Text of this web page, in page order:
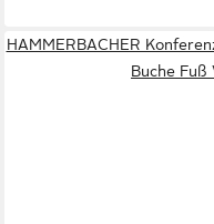
HAMMERBACHER
Buche